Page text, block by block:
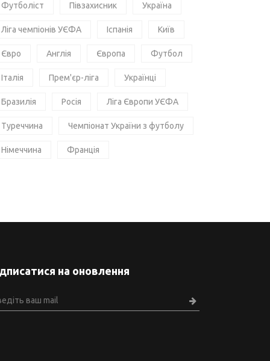
Футболіст Півзахисник Україна
Ліга чемпіонів УЄФА Іспанія Київ
Євро Англія Європа Футбол
Італія Прем'єр-ліга Українці
Бразилія Росія Ліга Європи УЄФА
Туреччина Чемпіонат України з футболу
Німеччина Франція
на оновлення